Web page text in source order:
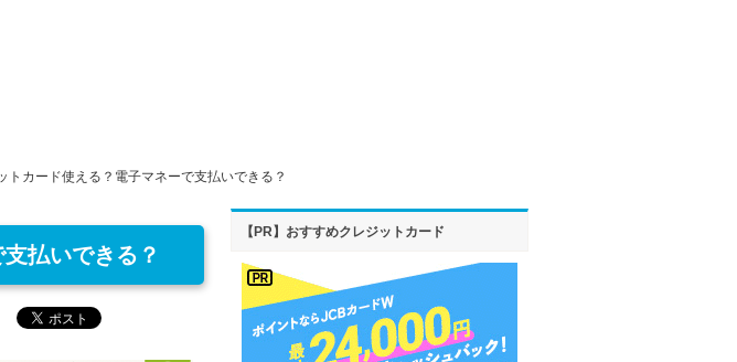
トカード使える？電子マネーで支払いできる？
払いできる？
【PR】おすすめクレジットカード